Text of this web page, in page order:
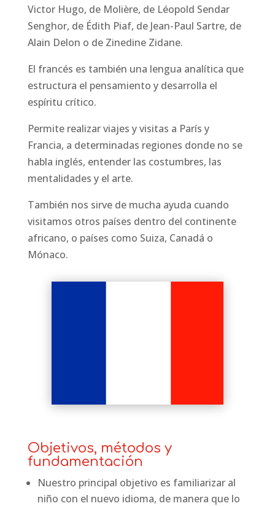
Victor Hugo, de Molière, de Léopold Sendar
Senghor, de Édith Piaf, de Jean-Paul Sartre, de
Alain Delon o de Zinedine Zidane.
El francés es también una lengua analítica que
estructura el pensamiento y desarrolla el
espíritu crítico.
Permite realizar viajes y visitas a París y
Francia, a determinadas regiones donde no se
habla inglés, entender las costumbres, las
mentalidades y el arte.
También nos sirve de mucha ayuda cuando
visitamos otros países dentro del continente
africano, o países como Suiza, Canadá o
Mónaco.
Objetivos, métodos y
fundamentación
Nuestro principal objetivo es familiarizar al
niño con el nuevo idioma, de manera que lo